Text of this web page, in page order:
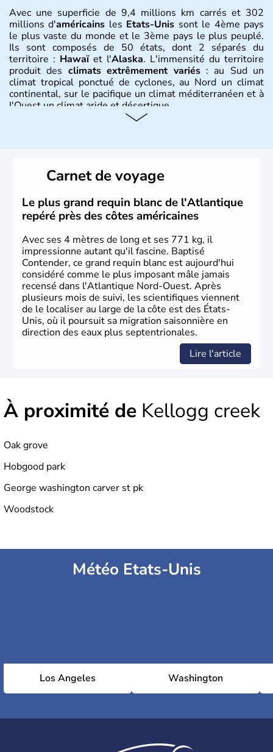
Avec une superficie de 9,4 millions km carrés et 302
millions d'américains les Etats-Unis sont le 4ème pays
le plus vaste du monde et le 3ème pays le plus peuplé.
Ils sont composés de 50 états, dont 2 séparés du
territoire : Hawaïet l'Alaska. L'immensité du territoire
produit des climats extrêmement variés: au Sud un
climat tropical ponctué de cyclones, au Nord un climat
continental, sur le pacifique un climat méditerranéen et à
l'Ouest un climat aride et désertique.
Plusieurs populations se sont succédées avant l'arrivée
des européens, suite à la découverte du continent par
Christophe Colomb en 1492. Les 13 colonies
britanniques proclament la Déclaration d'indépendance
en 1776 et adoptent leur première constitution en 1787.
La conquête de l'Ouest marque ensuite l'entrée dans une
phase de développement intense.
Carnet de voyage
Le plus grand requin blanc de l'Atlantique
repéré près des côtes américaines
Avec ses 4 mètres de long et ses 771 kg, il
impressionne autant qu'il fascine. Baptisé
Contender, ce grand requin blanc est aujourd'hui
considéré comme le plus imposant mâle jamais
recensé dans l'Atlantique Nord-Ouest. Après
plusieurs mois de suivi, les scientifiques viennent
de le localiser au large de la côte est des États-
Unis, où il poursuit sa migration saisonnière en
direction des eaux plus septentrionales.
Lire l'article
À proximité de Kellogg creek
Oak grove
Hobgood park
George washington carver st pk
Woodstock
Météo Etats-Unis
Los Angeles Washington